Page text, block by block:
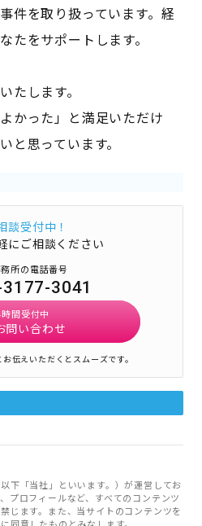
件を取り扱っています。経
たをサポートします。
たします。
かった」と満足いただけ
と思っています。
談受付中！
にご相談ください
所の電話番号
3041
間受付中
問い合わせ
伝えいただくとスムーズです。
下「当社」といいます。）が運営してお
プロフィールなど、すべてのコンテンツ
じます。また、当サイトのコンテンツを